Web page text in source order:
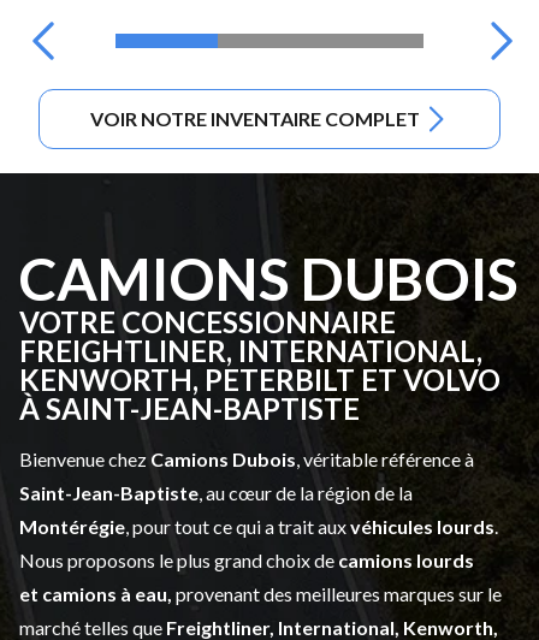
VOIR NOTRE INVENTAIRE COMPLET
CAMIONS DUBOIS
VOTRE CONCESSIONNAIRE
FREIGHTLINER, INTERNATIONAL,
KENWORTH, PETERBILT ET VOLVO
À SAINT-JEAN-BAPTISTE
Bienvenue chez Camions Dubois , véritable référence à
Saint-Jean-Baptiste , au cœur de la région de la
Montérégie , pour tout ce qui a trait auxvéhicules lourds
Nous proposons le plus grand choix de camions lourds
et camions à eau, provenant des meilleures marques sur le
marché telles que Freightliner, International, Kenworth,